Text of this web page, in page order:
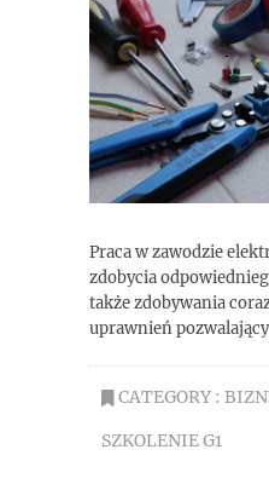
Praca w zawodzie
zdobycia
także zdobywania
uprawnień
CATEGORY :
SZKOLENIE G1